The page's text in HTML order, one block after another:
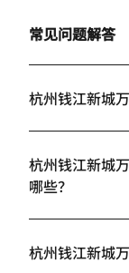
常见问题解答
杭州钱江新城
杭州钱江新城
哪些？
杭州钱江新城